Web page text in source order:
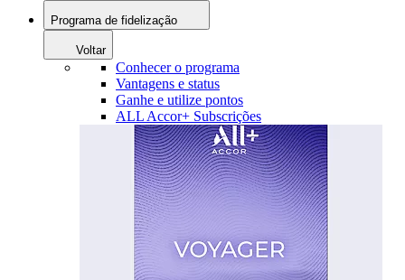
Programa de fidelização
Voltar
Conhecer o programa
Vantagens e status
Ganhe e utilize pontos
ALL Accor+ Subscrições